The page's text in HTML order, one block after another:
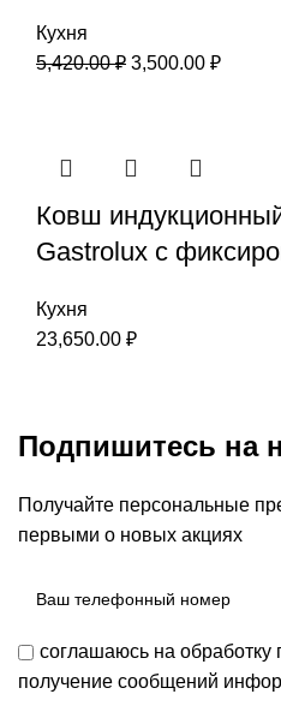
Кухня
5,420.00₽ 3,500.00 ₽
Ковш
Gastrolux с
Кухня
23,650.00 ₽
Подпишитесь на
Получайте персональные
первыми о новых акциях
соглашаюсь на
получение сообщений